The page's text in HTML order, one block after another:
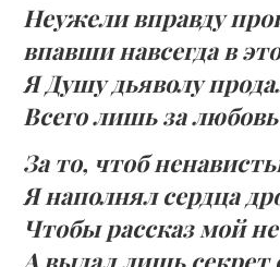
Неужели вправду
впавши навсегда в
Я Душу дьяволу
Всего лишь за
За то, чтоб
Я наполнял сердца
Чтобы рассказ мой
А выдал лишь